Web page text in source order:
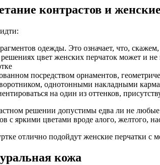
контрастов и
одежды. Это означает, что,
цвет женских перчаток может и
посредством орнаментов,
однотонными накладными
на один из оттенков,
решении допустимы едва ли не
с яркими цветами вроде алого, желтого,
отлично подойдут женские перчатки с
кожа